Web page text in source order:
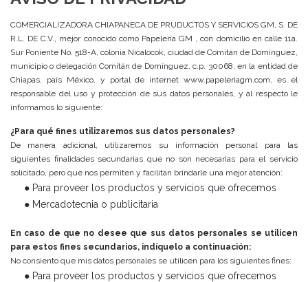
COMERCIALIZADORA CHIAPANECA DE PRUDUCTOS Y SERVICIOS GM, S. DE
R.L. DE C.V., mejor conocido como Papelería GM , con domicilio en calle 11a.
Sur Poniente No. 518-A, colonia Nicalocok, ciudad de Comitán de Domínguez,
municipio o delegación Comitán de Domínguez, c.p. 30068, en la entidad de
Chiapas, país México, y portal de internet www.papeleriagm.com, es el
responsable del uso y protección de sus datos personales, y al respecto le
informamos lo siguiente:
¿Para qué fines utilizaremos sus datos personales?
De manera adicional, utilizaremos su información personal para las
siguientes finalidades secundarias que no son necesarias para el servicio
solicitado, pero que nos permiten y facilitan brindarle una mejor atención:
● Para proveer los productos y servicios que ofrecemos
● Mercadotecnia o publicitaria
En caso de que no desee que sus datos personales se utilicen
para estos fines secundarios, indíquelo a continuación:
No consiento que mis datos personales se utilicen para los siguientes fines:
● Para proveer los productos y servicios que ofrecemos